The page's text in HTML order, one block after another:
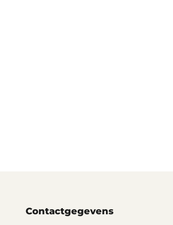
Contactgegevens